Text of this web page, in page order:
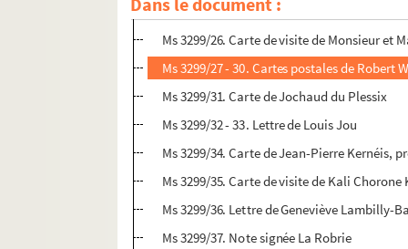
Ms 3299/24 - 25. Lettres de Jeanne Gavy-
Ms 3299/26. Carte de visite de Monsieur et
Ms 3299/27 - 30. Cartes postales de Robert
Ms 3299/31. Carte de Jochaud du Plessix
Ms 3299/32 - 33. Lettre de Louis Jou
Ms 3299/34. Carte de Jean-Pierre Kernéis,
Ms 3299/35. Carte de visite de Kali
Ms 3299/36. Lettre de Geneviève Lambilly-
Ms 3299/37. Note signée La Robrie